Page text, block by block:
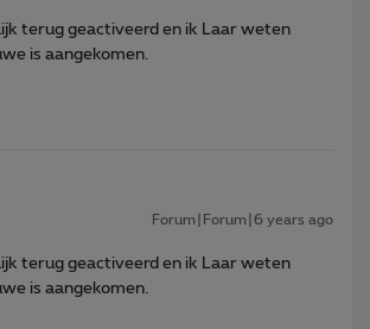
terug geactiveerd en ik Laar weten
is aangekomen.
Forum|Forum|6 years ago
terug geactiveerd en ik Laar weten
is aangekomen.